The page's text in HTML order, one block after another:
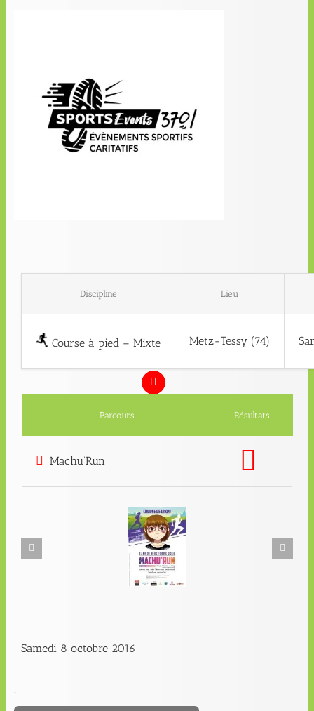
Discipline Lieu
Course à pied – Mixte Metz-Tessy (74)
Parcours Résultats
Machu’Run
Samedi 8 octobre 2016
.